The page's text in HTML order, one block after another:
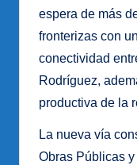
espera de más
fronterizas con
conectividad
Rodríguez,
productiva de la
La nueva vía
Obras Públicas